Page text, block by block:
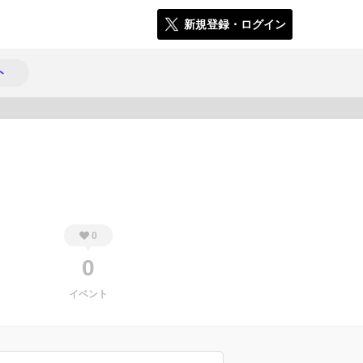
新規登録・ログイン
0
0
イベント